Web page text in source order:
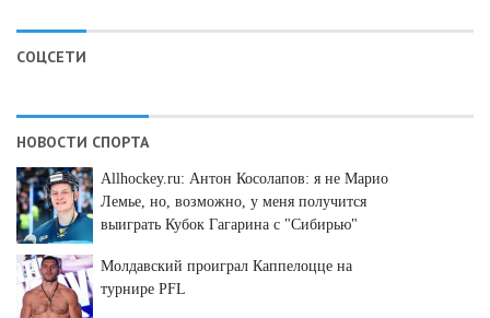
СОЦСЕТИ
НОВОСТИ СПОРТА
Allhockey.ru: Антон Косолапов: я не Марио
Лемье, но, возможно, у меня получится
выиграть Кубок Гагарина с "Сибирью"
Молдавский проиграл Каппелоцце на
турнире PFL